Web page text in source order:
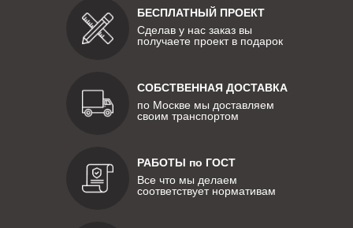
БЕСПЛАТНЫЙ ПРОЕКТ
Сделав у нас заказ вы
получаете проект в подарок
СОБСТВЕННАЯ ДОСТАВКА
по Москве мы доставляем
своим транспортом
РАБОТЫ по ГОСТ
Все что мы делаем
соответствует нормативам